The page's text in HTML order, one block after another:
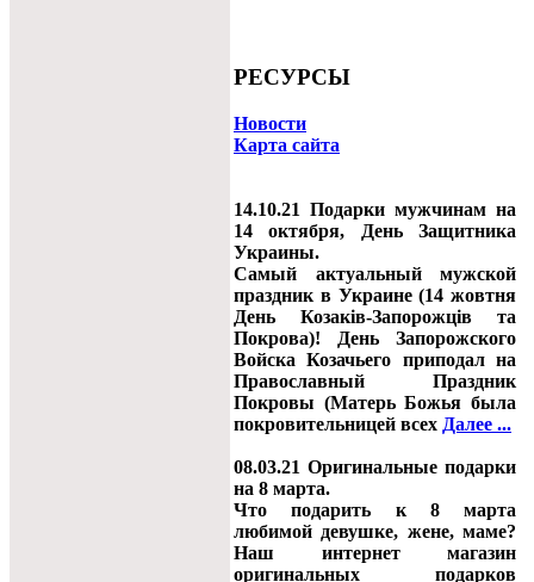
РЕСУРСЫ
Новости
Карта сайта
14.10.21 Подарки мужчинам на
14 октября, День Защитника
Украины.
Самый актуальный мужской
праздник в Украине (14 жовтня
День Козаків-Запорожців та
Покрова)! День Запорожского
Войска Козачьего приподал на
Православный Праздник
Покровы (Матерь Божья была
покровительницей всех Далее ...
08.03.21 Оригинальные подарки
на 8 марта.
Что подарить к 8 марта
любимой девушке, жене, маме?
Наш интернет магазин
оригинальных подарков